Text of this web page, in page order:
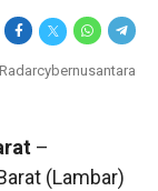
–
(Lambar)